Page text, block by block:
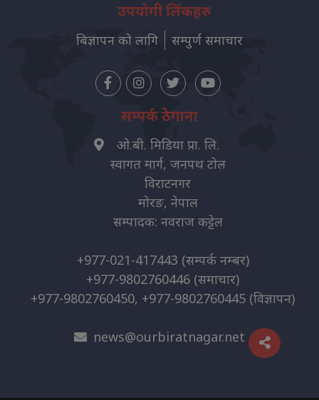
उपयोगी लिंकहरु
बिज्ञापन को लागि सम्पुर्ण समाचार
सम्पर्क ठेगाना
ओ.बी. मिडिया प्रा. लि.
स्वागत मार्ग, जनपथ टोल
विराटनगर
मोरङ, नेपाल
सम्पादक: नवराज कट्टेल
+977-021-417443 (सम्पर्क नम्बर)
+977-9802760446 (समाचार)
+977-9802760450, +977-9802760445 (विज्ञापन)
news@ourbiratnagar.net